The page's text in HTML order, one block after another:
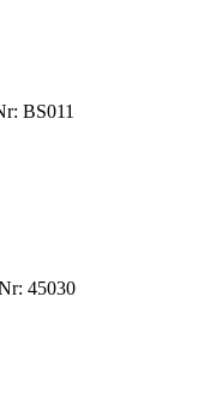
BS011
45030